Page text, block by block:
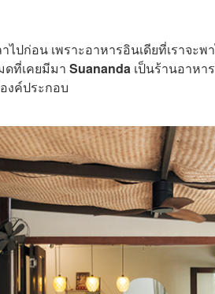
ปก่อน เพราะอาหารอินเดียที่เราจะ
ที่เคยมีมา Suananda เป็นร้านอาหา
งค์ประกอบ